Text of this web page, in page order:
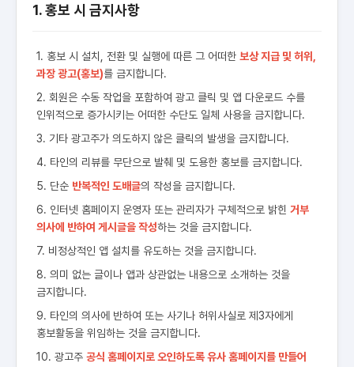
1. 홍보 시 금지사항
1. 홍보 시 설치, 전환 및 실행에 따른 그 어떠한 보상 지급 및 허위,
과장 광고(홍보)를 금지합니다.
2. 회원은 수동 작업을 포함하여 광고 클릭 및 앱 다운로드 수를
인위적으로 증가시키는 어떠한 수단도 일체 사용을 금지합니다.
3. 기타 광고주가 의도하지 않은 클릭의 발생을 금지합니다.
4. 타인의 리뷰를 무단으로 발췌 및 도용한 홍보를 금지합니다.
5. 단순 반복적인 도배글의 작성을 금지합니다.
6. 인터넷 홈페이지 운영자 또는 관리자가 구체적으로 밝힌 거부
의사에 반하여 게시글을 작성하는 것을 금지합니다.
7. 비정상적인 앱 설치를 유도하는 것을 금지합니다.
8. 의미 없는 글이나 앱과 상관없는 내용으로 소개하는 것을
금지합니다.
9. 타인의 의사에 반하여 또는 사기나 허위사실로 제3자에게
홍보활동을 위임하는 것을 금지합니다.
10. 광고주 공식 홈페이지로 오인하도록 유사 홈페이지를 만들어